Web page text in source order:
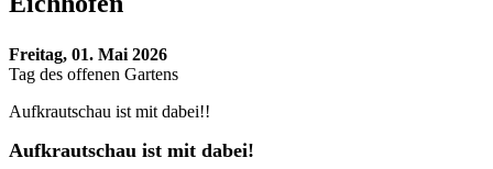
Freitag, 01. Mai 2026
Tag des offenen Gartens
Aufkrautschau ist mit dabei!!
Aufkrautschau ist mit dabei!